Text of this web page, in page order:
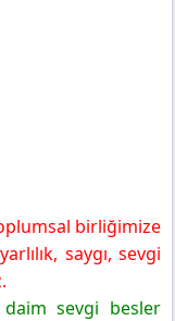
birliğimize
saygı, sevgi
sevgi besler